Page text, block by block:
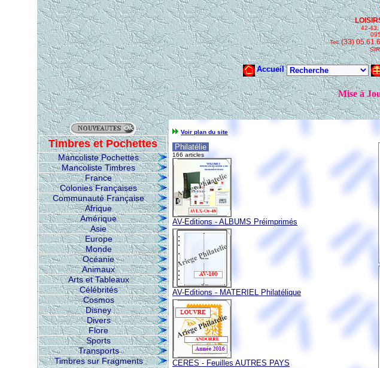
Timbres et Pochettes
Mancoliste Pochettes
Mancoliste Timbres
France
Colonies Françaises
Communauté Française
Afrique
Amérique
Asie
Europe
Monde
Océanie
Animaux
Arts et Tableaux
Célébrités
Cosmos
Disney
Divers
Flore
Sports
Transports
Timbres sur Fragments
Voir plan du site
Philatélie
166 articles
AV-Editions - ALBUMS Préimprimés
AV-Editions - MATERIEL Philatélique
CERES - Feuilles AUTRES PAYS